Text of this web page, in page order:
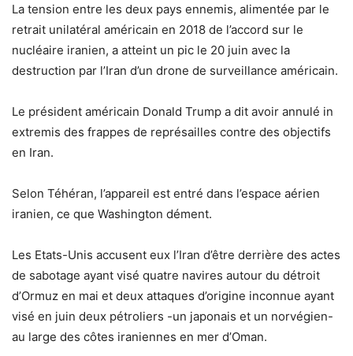
La tension entre les deux pays ennemis, alimentée par le
retrait unilatéral américain en 2018 de l’accord sur le
nucléaire iranien, a atteint un pic le 20 juin avec la
destruction par l’Iran d’un drone de surveillance américain.
Le président américain Donald Trump a dit avoir annulé in
extremis des frappes de représailles contre des objectifs
en Iran.
Selon Téhéran, l’appareil est entré dans l’espace aérien
iranien, ce que Washington dément.
Les Etats-Unis accusent eux l’Iran d’être derrière des actes
de sabotage ayant visé quatre navires autour du détroit
d’Ormuz en mai et deux attaques d’origine inconnue ayant
visé en juin deux pétroliers -un japonais et un norvégien-
au large des côtes iraniennes en mer d’Oman.